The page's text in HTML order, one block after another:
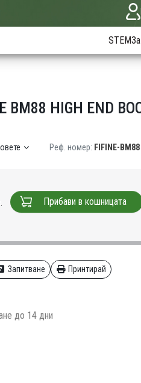
STEM
HIGH END
Реф. номер: FIFINE-BM88
Прибави в кошницата
Запитване Принтирай
до 14 дни